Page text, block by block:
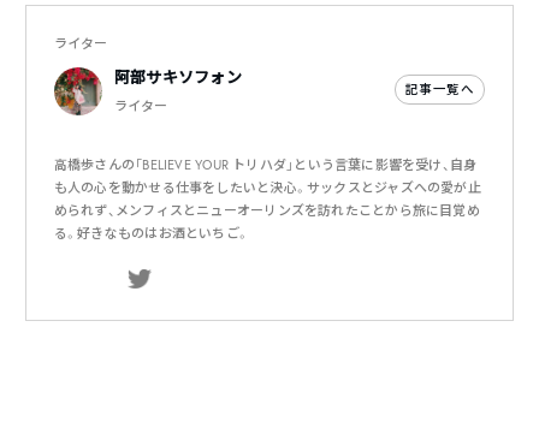
ライター
阿部サキソフォン
ライター
記事一覧へ
高橋歩さんの「BELIEVE YOUR トリハダ」という言葉に影響を受け、自身
も人の心を動かせる仕事をしたいと決心。サックスとジャズへの愛が止
められず、メンフィスとニューオーリンズを訪れたことから旅に目覚め
る。好きなものはお酒といちご。